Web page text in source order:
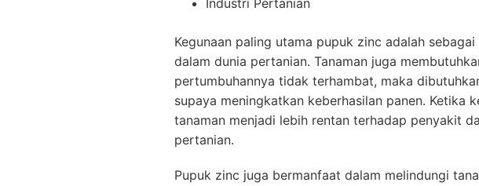
Industri Pertanian
Kegunaan paling utama pupuk zinc adalah
dalam dunia pertanian. Tanaman juga
pertumbuhannya tidak terhambat, maka
supaya meningkatkan keberhasilan panen. Ketika
tanaman menjadi lebih rentan terhadap penyakit
pertanian.
Pupuk zinc juga bermanfaat dalam melindungi